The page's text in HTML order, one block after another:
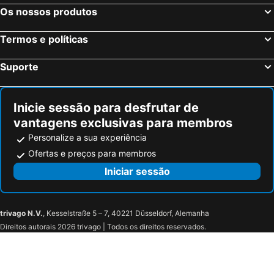
Frankfurt, Hesse Hotéis
Dusseldorf, Renânia do Norte-Vestfália Hotéis
Nuremberga, Baviera Hotéis
Os nossos produtos
Termos e políticas
Suporte
Inicie sessão para desfrutar de
vantagens exclusivas para membros
Personalize a sua experiência
Ofertas e preços para membros
Iniciar sessão
trivago N.V., Kesselstraße 5 – 7, 40221 Düsseldorf, Alemanha
Direitos autorais 2026 trivago | Todos os direitos reservados.